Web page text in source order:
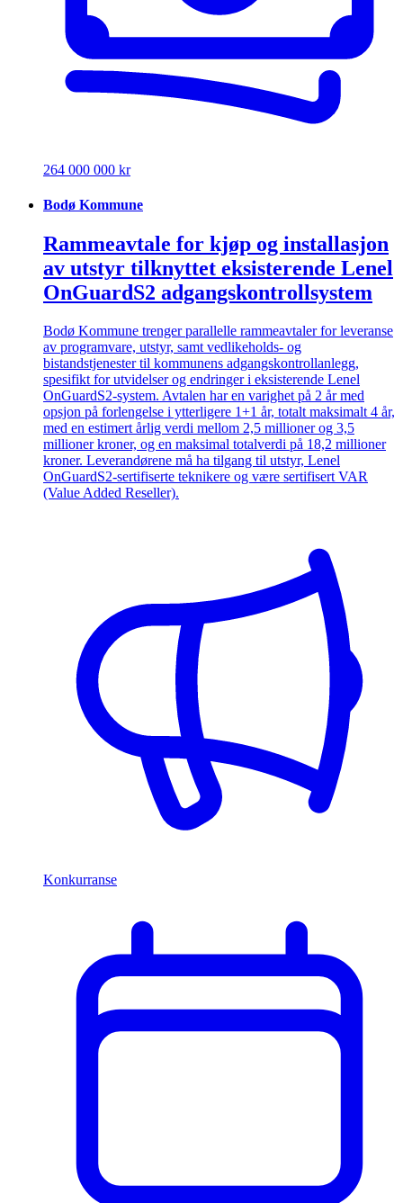
264 000 000 kr
Bodø Kommune
Rammeavtale for kjøp og installasjon
av utstyr tilknyttet eksisterende Lenel
OnGuardS2 adgangskontrollsystem
Bodø Kommune trenger parallelle rammeavtaler for leveranse
av programvare, utstyr, samt vedlikeholds- og
bistandstjenester til kommunens adgangskontrollanlegg,
spesifikt for utvidelser og endringer i eksisterende Lenel
OnGuardS2-system. Avtalen har en varighet på 2 år med
opsjon på forlengelse i ytterligere 1+1 år, totalt maksimalt 4 år,
med en estimert årlig verdi mellom 2,5 millioner og 3,5
millioner kroner, og en maksimal totalverdi på 18,2 millioner
kroner. Leverandørene må ha tilgang til utstyr, Lenel
OnGuardS2-sertifiserte teknikere og være sertifisert VAR
(Value Added Reseller).
Konkurranse